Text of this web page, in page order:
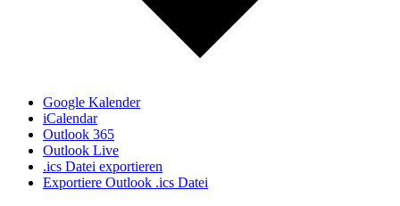
Google Kalender
iCalendar
Outlook 365
Outlook Live
.ics Datei exportieren
Exportiere Outlook .ics Datei